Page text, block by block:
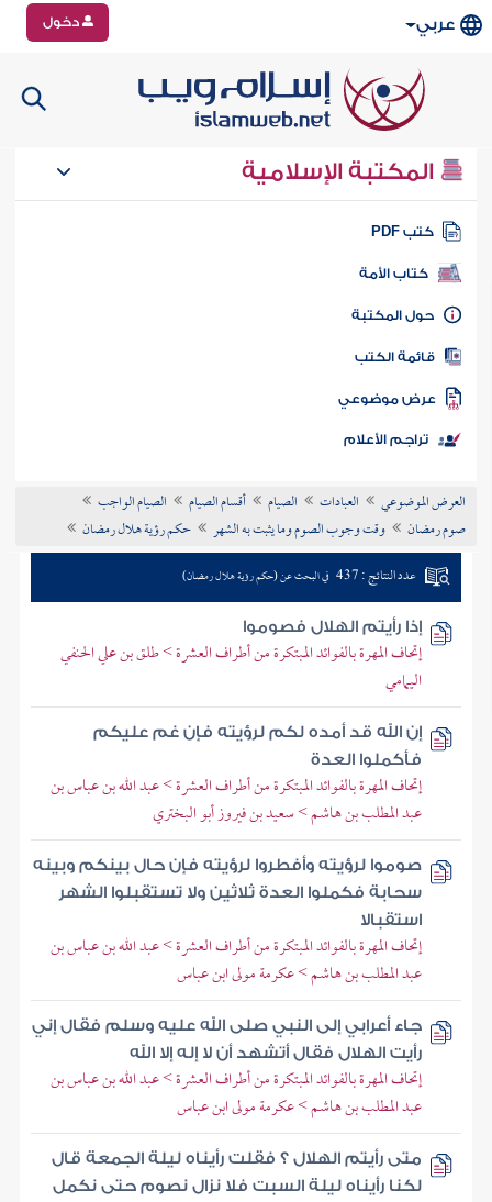
عربي دخول
المكتبة الإسلامية
كتب PDF
كتاب الأمة
المكتبة
الكتب
موضوعي
تراجم الأعلام
العرض الموضوعي العبادات الصيام أقسام الصيام
الصيام الواجب
صوم رمضان
وقت وجوب الصوم وما يثبت به الشهر حكم رؤية هلال رمضان
عدد النتائج : 437 في البحث عن (حكم رؤية هلال رمضان)
إذا رأيتم الهلال فصوموا
إتحاف المهرة بالفوائد المبتكرة من أطراف العشرة > طلق بن علي الحنفي
اليمامي
إن الله قد أمده لكم لرؤيته فإن غم عليكم
فأكملوا العدة
إتحاف المهرة بالفوائد المبتكرة من أطراف العشرة > عبد الله بن عباس بن
عبد المطلب بن هاشم > سعيد بن فيروز أبو البختري
صوموا لرؤيته وأفطروا لرؤيته فإن حال بينكم وبينه
سحابة فكملوا العدة ثلاثين ولا تستقبلوا الشهر
استقبالا
إتحاف المهرة بالفوائد المبتكرة من أطراف العشرة > عبد الله بن عباس بن
عبد المطلب بن هاشم > عكرمة مولى ابن عباس
جاء أعرابي إلى النبي صلى الله عليه وسلم فقال إني
رأيت الهلال فقال أتشهد أن لا إله إلا الله
إتحاف المهرة بالفوائد المبتكرة من أطراف العشرة > عبد الله بن عباس بن
عبد المطلب بن هاشم > عكرمة مولى ابن عباس
متى رأيتم الهلال ؟ فقلت رأيناه ليلة الجمعة قال
لكنا رأيناه ليلة السبت فلا نزال نصوم حتى نكمل